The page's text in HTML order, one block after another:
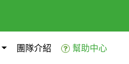
團隊介紹 幫助中心